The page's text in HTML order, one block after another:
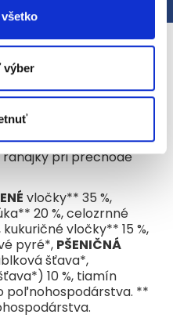
výber
popis
zmes cereálií pre
od ukončeného 10.
po pridaní mlieka
Bio celozrnné müsli
je možné
pri prechode
vločky** 35 %,
20 %, celozrnné
vločky** 15 %,
pyré*, PŠENIČNÁ
šťava*,
10 %, tiamín
poľnohospodárstva. **